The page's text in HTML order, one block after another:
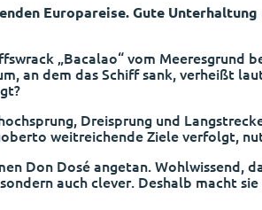
Europareise. Gute
„Bacalao“ vom Meeresgrund
an dem das Schiff sank, verheißt
Dreisprung und
weitreichende Ziele verfolgt,
Don Dosé angetan. Wohlwissend,
auch clever. Deshalb macht